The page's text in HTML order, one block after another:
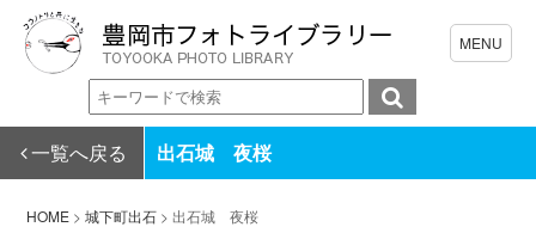
一覧へ戻る 出石城 夜桜
HOME > 城下町出石 > 出石城 夜桜